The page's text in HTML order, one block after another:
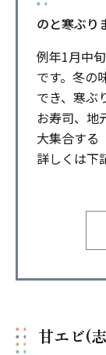
のと寒ぶり
例年1月中
です。冬の
でき、寒ぶ
お寿司、地
大集合する
詳しくは下
甘エビ(